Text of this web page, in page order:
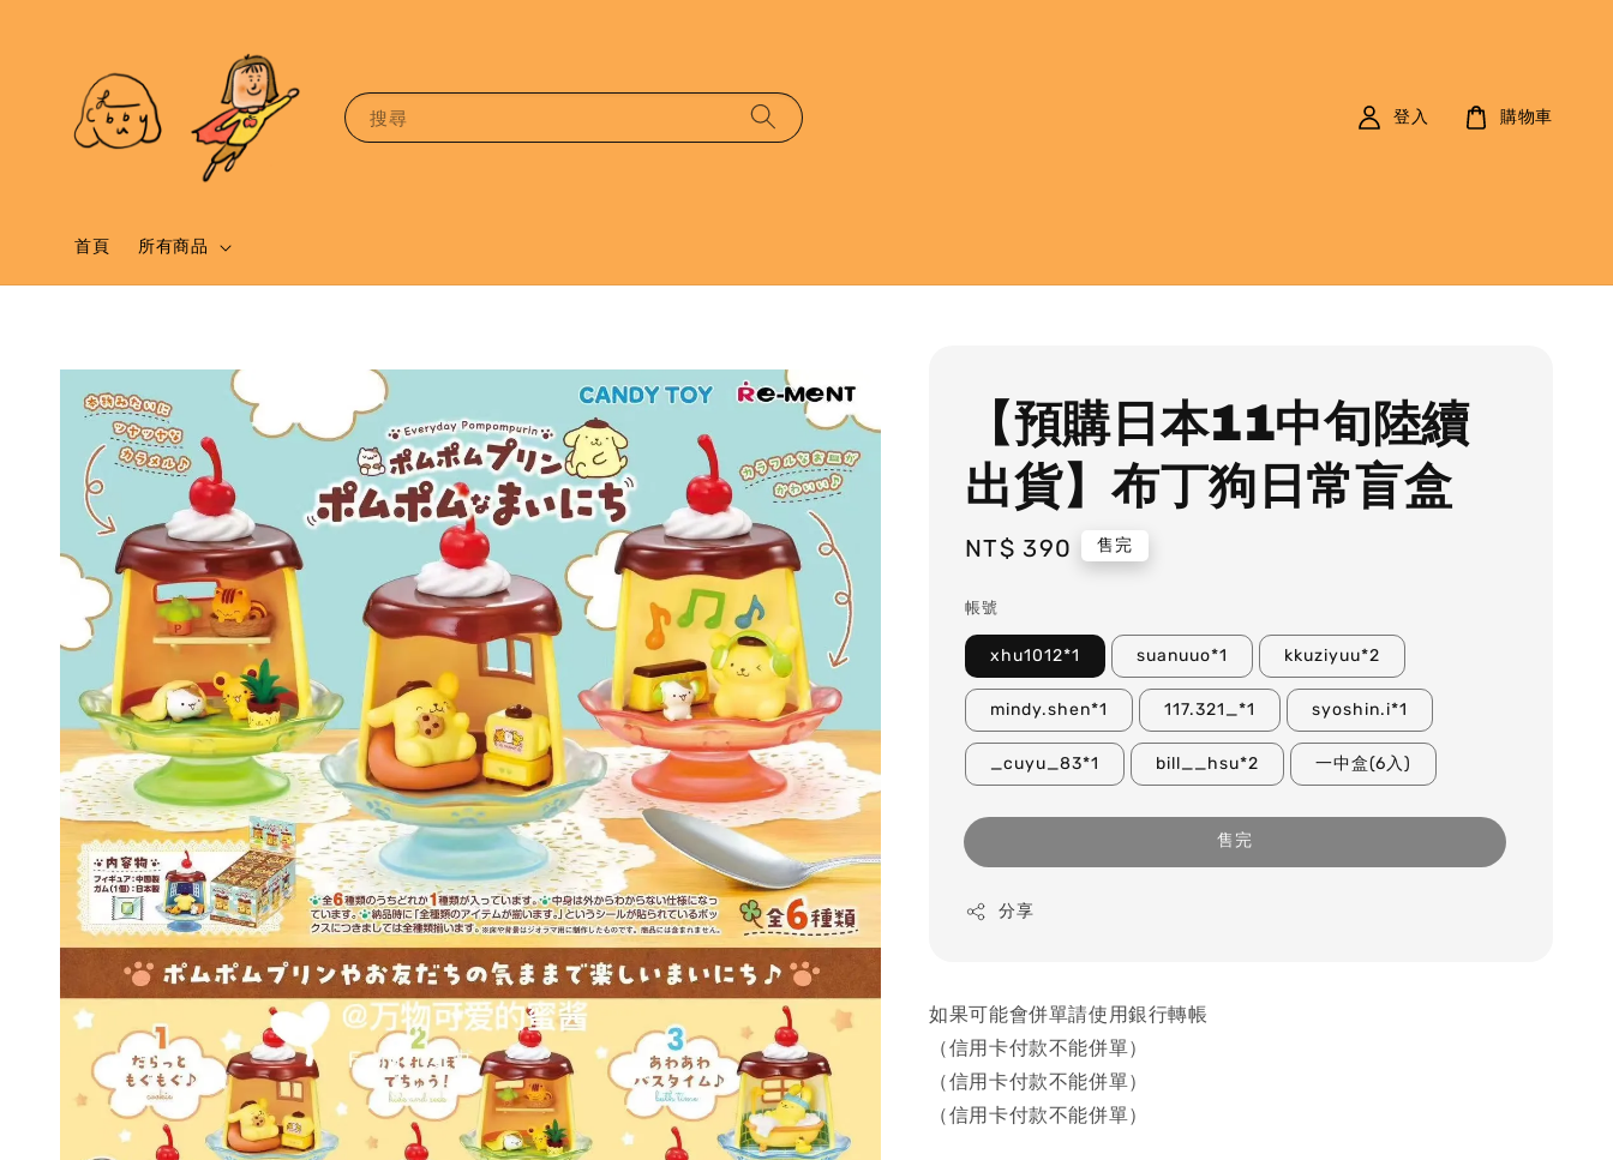
搜尋
首頁 所有商品
登入 購物車
【預購日本11中旬陸續
出貨】布丁狗日常盲盒
Regular
NT$ 390 售完
帳號
xhu1012*1 suanuuo*1 kkuziyuu*2
mindy.shen*1 117.321_*1 syoshin.i*1
_cuyu_83*1 bill__hsu*2 一中盒(6入)
售完
分享
如果可能會併單請使用銀行轉帳
（信用卡付款不能併單）
（信用卡付款不能併單）
（信用卡付款不能併單）